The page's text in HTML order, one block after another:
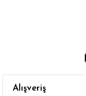
Alışveriş